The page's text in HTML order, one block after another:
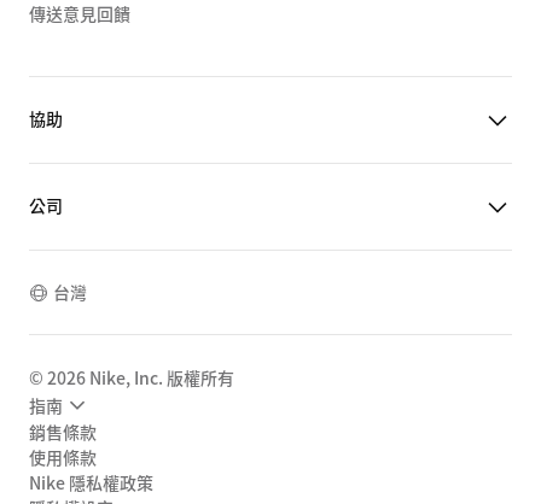
傳送意見回饋
協助
公司
台灣
© 2026 Nike, Inc. 版權所有
指南
銷售條款
使用條款
Nike 隱私權政策